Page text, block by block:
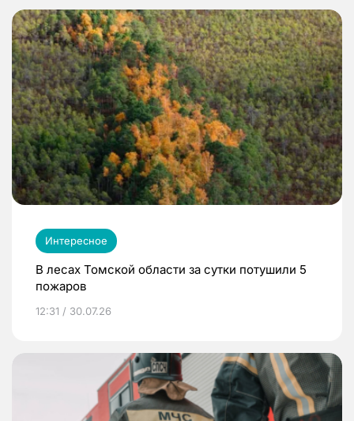
Интересное
В лесах Томской области за сутки потушили 5
пожаров
12:31 / 30.07.26